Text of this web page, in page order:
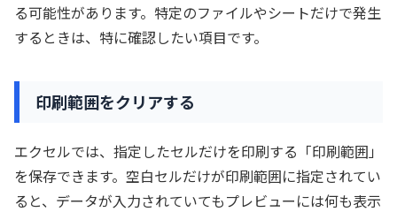
る可能性があります。特定のファイルやシートだけで発生
するときは、特に確認したい項目です。
印刷範囲をクリアする
エクセルでは、指定したセルだけを印刷する「印刷範囲」
を保存できます。空白セルだけが印刷範囲に指定されてい
ると、データが入力されていてもプレビューには何も表示